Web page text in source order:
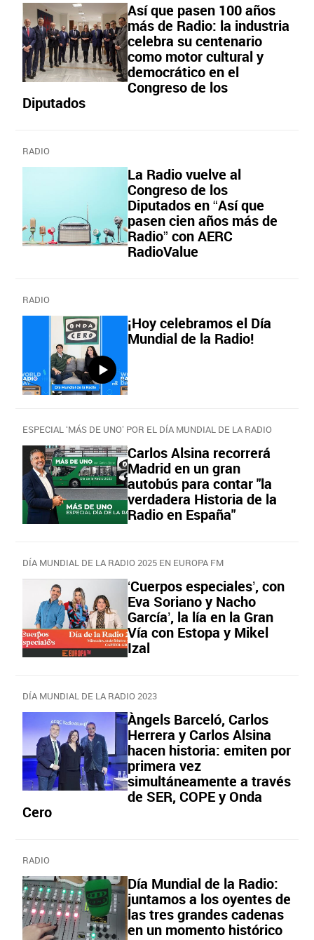
Así que pasen 100 años
más de Radio: la industria
celebra su centenario
como motor cultural y
democrático en el
Congreso de los
Diputados
RADIO
La Radio vuelve al
Congreso de los
Diputados en “Así que
pasen cien años más de
Radio” con AERC
RadioValue
RADIO
¡Hoy celebramos el Día
Mundial de la Radio!
ESPECIAL ‘MÁS DE UNO’ POR EL DÍA MUNDIAL DE LA RADIO
Carlos Alsina recorrerá
Madrid en un gran
autobús para contar "la
verdadera Historia de la
Radio en España"
DÍA MUNDIAL DE LA RADIO 2025 EN EUROPA FM
‘Cuerpos especiales’, con
Eva Soriano y Nacho
García’, la lía en la Gran
Vía con Estopa y Mikel
Izal
DÍA MUNDIAL DE LA RADIO 2023
Àngels Barceló, Carlos
Herrera y Carlos Alsina
hacen historia: emiten por
primera vez
simultáneamente a través
de SER, COPE y Onda
Cero
RADIO
Día Mundial de la Radio:
juntamos a los oyentes de
las tres grandes cadenas
en un momento histórico